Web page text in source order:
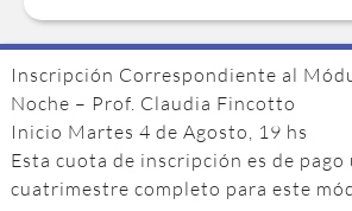
Inscripción Correspondiente al
Noche – Prof. Claudia Fincotto
Inicio Martes 4 de Agosto, 19 hs
Esta cuota de inscripción es de pago
cuatrimestre completo para este